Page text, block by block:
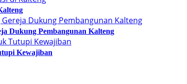
Dukung Pembangunan Kalteng
Kewajiban